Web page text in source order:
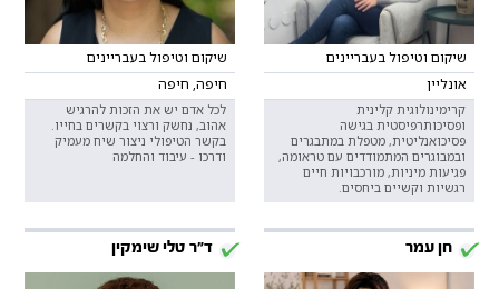
שיקום וטיפול בעבריינים
אונליין
קרימינולוגית קלינית
ופסיכותרפיסטית בגישה
פסיכואנליטית, מטפלת במתבגרים
ובמבוגרים המתמודדים עם טראומה,
פגיעות מיניות, מורכבויות חיים
רגשיות וקשיים ביחסים.
שיקום וטיפול בעבריינים
חיפה, חיפה
לכל אדם יש את הזכות להרגיש
אהוב, נחשק ורצוי בקשרים בחייו.
בקשר הטיפולי ניצור שיח מעמיק
ודרכו - עיבוד והחלמה
חן עמר ד"ר טלי שימקין